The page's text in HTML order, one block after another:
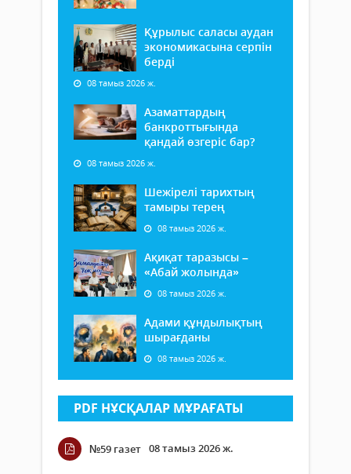
Құрылыс саласы аудан
экономикасына серпін
берді
08 тамыз 2026 ж.
Азаматтардың
банкроттығында
қандай өзгеріс бар?
08 тамыз 2026 ж.
Шежірелі тарихтың
тамыры терең
08 тамыз 2026 ж.
Ақиқат таразысы –
«Абай жолында»
08 тамыз 2026 ж.
Адами құндылықтың
шырағданы
08 тамыз 2026 ж.
PDF НҰСҚАЛАР МҰРАҒАТЫ
№59 газет 08 тамыз 2026 ж.